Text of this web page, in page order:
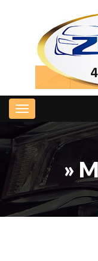
Toggle navigation
»